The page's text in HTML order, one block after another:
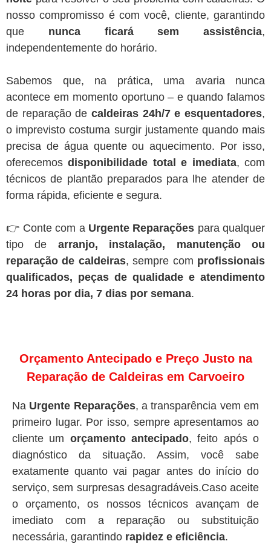
nosso compromisso é com você, cliente, garantindo
que nunca ficará sem assistência,
independentemente do horário.
Sabemos que, na prática, uma avaria nunca
acontece em momento oportuno – e quando falamos
de reparação de caldeiras 24h/7 e esquentadores,
o imprevisto costuma surgir justamente quando mais
precisa de água quente ou aquecimento. Por isso,
oferecemosdisponibilidade total e imediata, com
técnicos de plantão preparados para lhe atender de
forma rápida, eficiente e segura.
👉 Conte com a Urgente Reparações para qualquer
tipo de arranjo, instalação, manutenção ou
reparação de caldeiras, sempre com profissionais
qualificados, peças de qualidade e atendimento
24 horas por dia, 7 dias por semana.
Orçamento Antecipado e Preço Justo na
Reparação de Caldeiras em Carvoeiro
Na Urgente Reparações, a transparência vem em
primeiro lugar. Por isso, sempre apresentamos ao
cliente um orçamento antecipado, feito após o
diagnóstico da situação. Assim, você sabe
exatamente quanto vai pagar antes do início do
serviço, sem surpresas desagradáveis.Caso aceite
o orçamento, os nossos técnicos avançam de
imediato com a reparação ou substituição
necessária, garantindo rapidez e eficiência.